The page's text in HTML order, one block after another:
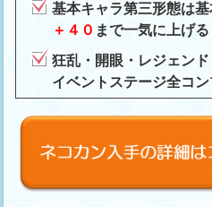
基本キャラ第三形態は
＋４０ まで一気に上げる
狂乱・開眼・レジェンド
イベントステージ全コ